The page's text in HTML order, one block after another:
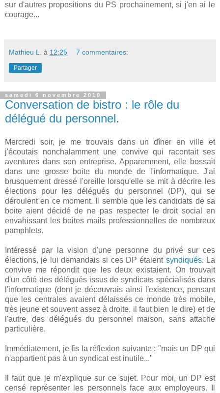
sur d'autres propositions du PS prochainement, si j'en ai le
courage...
Mathieu L. à 12:25 7 commentaires:
Partager
samedi 6 novembre 2010
Conversation de bistro : le rôle du
délégué du personnel.
Mercredi soir, je me trouvais dans un dîner en ville et
j'écoutais nonchalamment une convive qui racontait ses
aventures dans son entreprise. Apparemment, elle bossait
dans une grosse boite du monde de l'informatique. J'ai
brusquement dressé l'oreille lorsqu'elle se mit à décrire les
élections pour les délégués du personnel (DP), qui se
déroulent en ce moment. Il semble que les candidats de sa
boite aient décidé de ne pas respecter le droit social en
envahissant les boites mails professionnelles de nombreux
pamphlets.
Intéressé par la vision d'une personne du privé sur ces
élections, je lui demandais si ces DP étaient syndiqués. La
convive me répondit que les deux existaient. On trouvait
d'un côté des délégués issus de syndicats spécialisés dans
l'informatique (dont je découvrais ainsi l'existence, pensant
que les centrales avaient délaissés ce monde très mobile,
très jeune et souvent assez à droite, il faut bien le dire) et de
l'autre, des délégués du personnel maison, sans attache
particulière.
Immédiatement, je fis la réflexion suivante : "mais un DP qui
n'appartient pas à un syndicat est inutile..."
Il faut que je m'explique sur ce sujet. Pour moi, un DP est
censé représenter les personnels face aux employeurs. Il